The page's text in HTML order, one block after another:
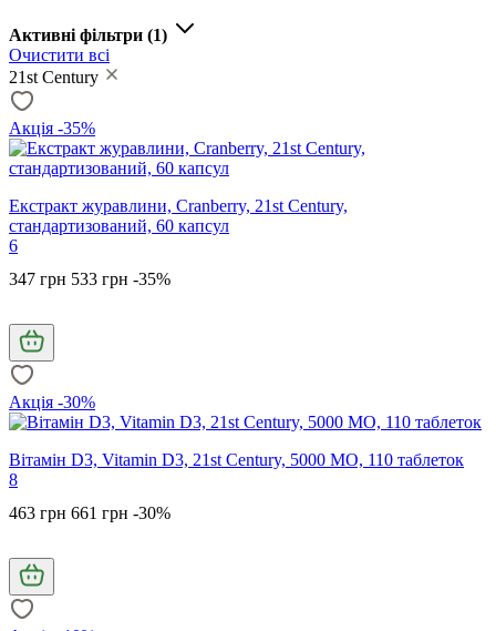
Активні фільтри (1)
Очистити всі
21st Century
Акція -35%
Екстракт журавлини, Cranberry, 21st Century,
стандартизований, 60 капсул
6
347 грн 533 грн -35%
Акція -30%
Вітамін D3, Vitamin D3, 21st Century, 5000 МО, 110 таблеток
8
463 грн 661 грн -30%